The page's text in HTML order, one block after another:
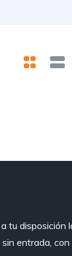
tu disposición
entrada,